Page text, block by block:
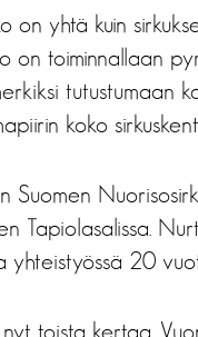
on yhtä kuin
on toiminnallaan
tutustumaan
koko
Suomen
Tapiolasalissa.
yhteistyössä 20
toista kertaa.